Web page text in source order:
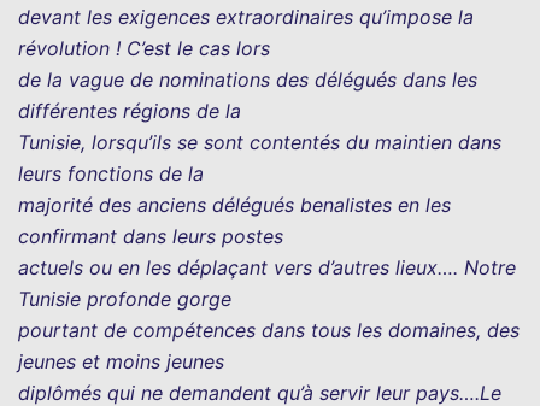
devant les exigences extraordinaires qu’impose la
révolution ! C’est le cas lors
de la vague de nominations des délégués dans les
différentes régions de la
Tunisie, lorsqu’ils se sont contentés du maintien dans
leurs fonctions de la
majorité des anciens délégués benalistes en les
confirmant dans leurs postes
actuels ou en les déplaçant vers d’autres lieux…. Notre
Tunisie profonde gorge
pourtant de compétences dans tous les domaines, des
jeunes et moins jeunes
diplômés qui ne demandent qu’à servir leur pays….Le